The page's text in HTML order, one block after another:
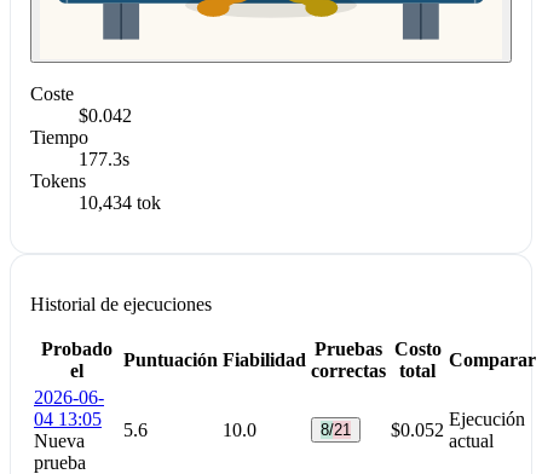
Coste
$0.042
Tiempo
177.3s
Tokens
10,434 tok
Historial de ejecuciones
Probado
el
Puntuación Fiabilidad
Pruebas
correctas
Costo
total
Comparar
2026-06-
04 13:05
Nueva
prueba
5.6 10.0 8/21 $0.052
Ejecución
actual